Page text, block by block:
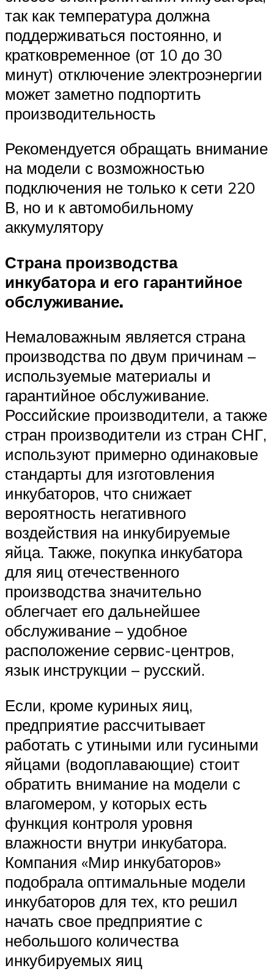
так как температура должна
поддерживаться постоянно, и
кратковременное (от 10 до 30
минут) отключение электроэнергии
может заметно подпортить
производительность
Рекомендуется обращать внимание
на модели с возможностью
подключения не только к сети 220
В, но и к автомобильному
аккумулятору
Страна производства
инкубатора и его гарантийное
обслуживание.
Немаловажным является страна
производства по двум причинам –
используемые материалы и
гарантийное обслуживание.
Российские производители, а также
стран производители из стран СНГ,
используют примерно одинаковые
стандарты для изготовления
инкубаторов, что снижает
вероятность негативного
воздействия на инкубируемые
яйца. Также, покупка инкубатора
для яиц отечественного
производства значительно
облегчает его дальнейшее
обслуживание – удобное
расположение сервис-центров,
язык инструкции – русский.
Если, кроме куриных яиц,
предприятие рассчитывает
работать с утиными или гусиными
яйцами (водоплавающие) стоит
обратить внимание на модели с
влагомером, у которых есть
функция контроля уровня
влажности внутри инкубатора.
Компания «Мир инкубаторов»
подобрала оптимальные модели
инкубаторов для тех, кто решил
начать свое предприятие с
небольшого количества
инкубируемых яиц